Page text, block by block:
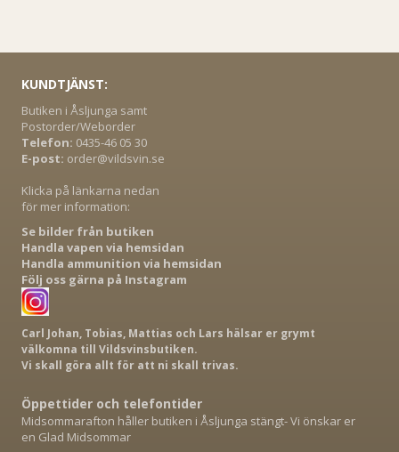
KUNDTJÄNST:
Butiken i Åsljunga samt
Postorder/Weborder
Telefon: 0435-46 05 30
E-post: order@vildsvin.se
Klicka på länkarna nedan
för mer information:
Se bilder från butiken
Handla vapen via hemsidan
Handla ammunition via hemsidan
Följ oss gärna på Instagram
Carl Johan, Tobias, Mattias och Lars hälsar er grymt
välkomna till Vildsvinsbutiken.
Vi skall göra allt för att ni skall trivas.
Öppettider och telefontider
Midsommarafton håller butiken i Åsljunga stängt- Vi önskar er
en Glad Midsommar